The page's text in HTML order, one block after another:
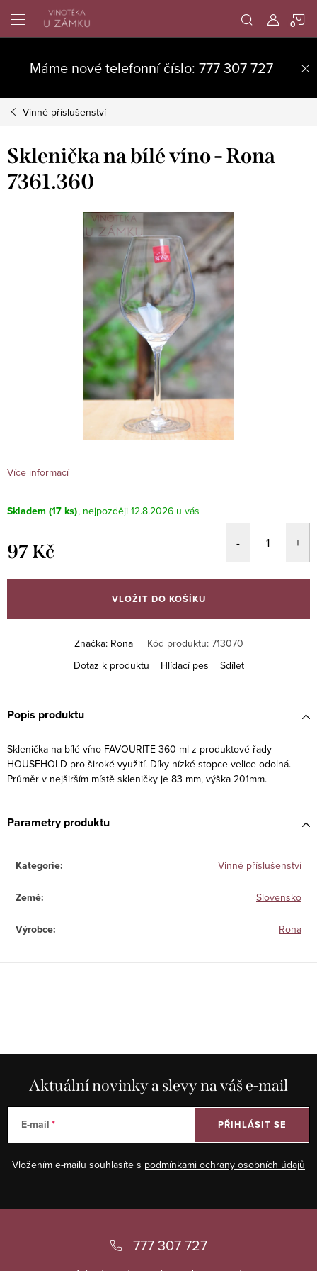
obsah
Máme nové telefonní číslo: 777 307 727
Vinné příslušenství
Sklenička na bílé víno - Rona
7361.360
Více informací
Skladem (17 ks) 12.8.2026
97 Kč
cena:
VLOŽIT DO KOŠÍKU
Značka: Rona Kód produktu: 713070
Dotaz k produktu
Hlídací pes Sdílet
Popis produktu
Sklenička na bílé víno FAVOURITE 360 ml z produktové řady
HOUSEHOLD pro široké využití. Díky nízké stopce velice odolná.
Průměr v nejširším místě skleničky je 83 mm, výška 201mm.
Parametry produktu
Kategorie: Vinné příslušenství
Země: Slovensko
Výrobce: Rona
Aktuální novinky a slevy na váš e-mail
E-mail
Vložením e-mailu souhlasíte s podmínkami ochrany osobních údajů
PŘIHLÁSIT SE
777 307 727